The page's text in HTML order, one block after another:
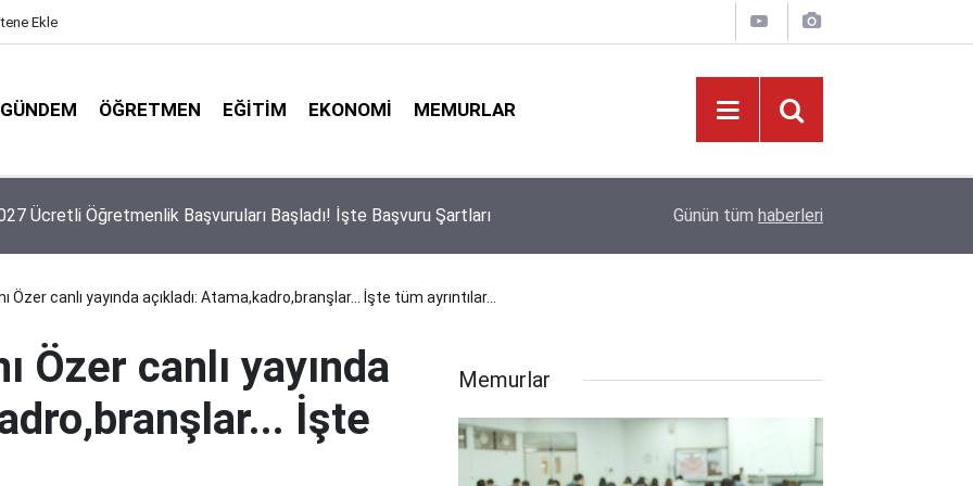
Ekle
GÜNDEM ÖĞRETMEN EĞITIM EKONOMI MEMURLAR
Yeni Ücretli Öğretmen Açıklaması Günün tüm haberleri
Özer canlı yayında açıkladı: Atama,kadro,branşlar... İşte tüm ayrıntılar...
Özer canlı yayında
İşte
Memurlar